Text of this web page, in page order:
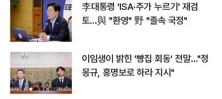
李대통령 'ISA·주가 누르기' 재검
토…與 "환영" 野 "졸속 국정"
이임생이 밝힌 '빵집 회동' 전말…"정
몽규, 홍명보로 하라 지시"